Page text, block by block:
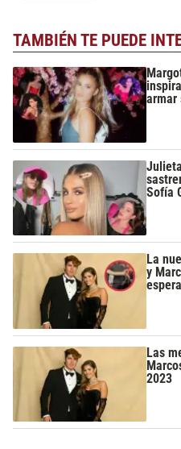
TAMBIÉN TE PUEDE
armar
Sofía
La
y
Las
2023